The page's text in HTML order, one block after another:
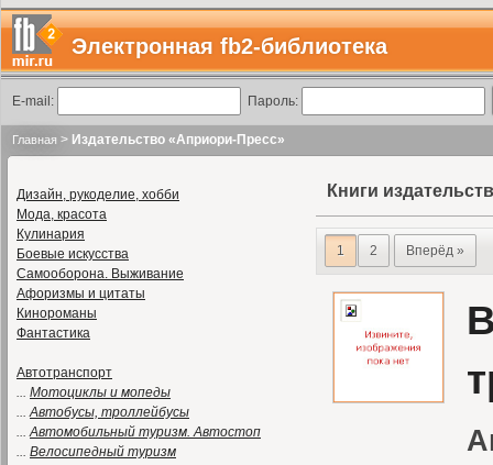
Электронная fb2-библиотека
E-mail: Пароль:
Главная > Издательство «Априори-Пресс»
Дизайн, рукоделие, хобби
Мода, красота
Кулинария
Боевые искусства
Самооборона. Выживание
Афоризмы и цитаты
Кинороманы
Фантастика
Автотранспорт
... Мотоциклы и мопеды
...Автобусы, троллейбусы
...Автомобильный туризм. Автостоп
... Велосипедный туризм
Книги
1 2 Вперёд »